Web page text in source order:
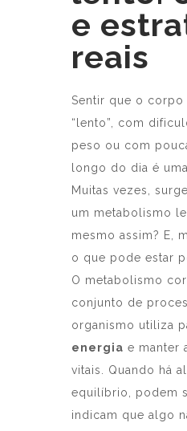
e
reais
Sentir que o corpo
“lento”, com
peso ou com
longo do dia é
Muitas vezes,
um metabolismo
mesmo assim? E,
o que pode estar
O metabolismo
conjunto de
organismo utiliza
energia e manter
vitais. Quando há
equilíbrio, podem
indicam que algo